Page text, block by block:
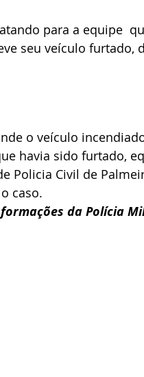
para a equipe
seu veículo furtado,
o veículo
havia sido furtado,
Policia Civil de
caso.
da Polícia